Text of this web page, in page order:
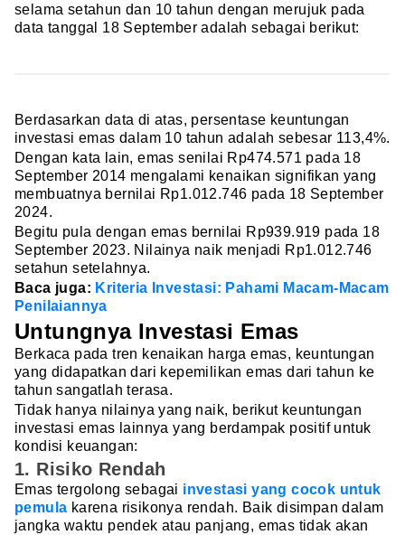
selama setahun dan 10 tahun dengan merujuk pada
data tanggal 18 September adalah sebagai berikut:
Berdasarkan data di atas, persentase keuntungan
investasi emas dalam 10 tahun adalah sebesar 113,4%.
Dengan kata lain, emas senilai Rp474.571 pada 18
September 2014 mengalami kenaikan signifikan yang
membuatnya bernilai Rp1.012.746 pada 18 September
2024.
Begitu pula dengan emas bernilai Rp939.919 pada 18
September 2023. Nilainya naik menjadi Rp1.012.746
setahun setelahnya.
Baca juga: Kriteria Investasi: Pahami Macam-Macam
Penilaiannya
Untungnya Investasi Emas
Berkaca pada tren kenaikan harga emas, keuntungan
yang didapatkan dari kepemilikan emas dari tahun ke
tahun sangatlah terasa.
Tidak hanya nilainya yang naik, berikut keuntungan
investasi emas lainnya yang berdampak positif untuk
kondisi keuangan:
1. Risiko Rendah
Emas tergolong sebagai investasi yang cocok untuk
pemula karena risikonya rendah. Baik disimpan dalam
jangka waktu pendek atau panjang, emas tidak akan